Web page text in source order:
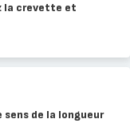
la crevette et
sens de la longueur